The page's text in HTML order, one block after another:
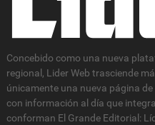
Concebido como una nueva
regional, Lider Web trasciende
únicamente una nueva página
con información al día que
conforman El Grande Editorial: